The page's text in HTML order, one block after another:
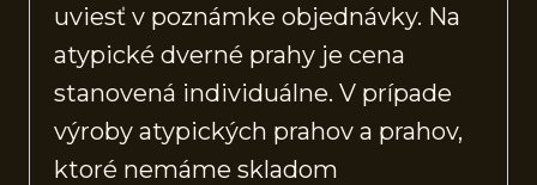
uviesť v poznámke objednávky. Na
atypické dverné prahy je cena
stanovená individuálne. V prípade
výroby atypických prahov a prahov,
ktoré nemáme skladom